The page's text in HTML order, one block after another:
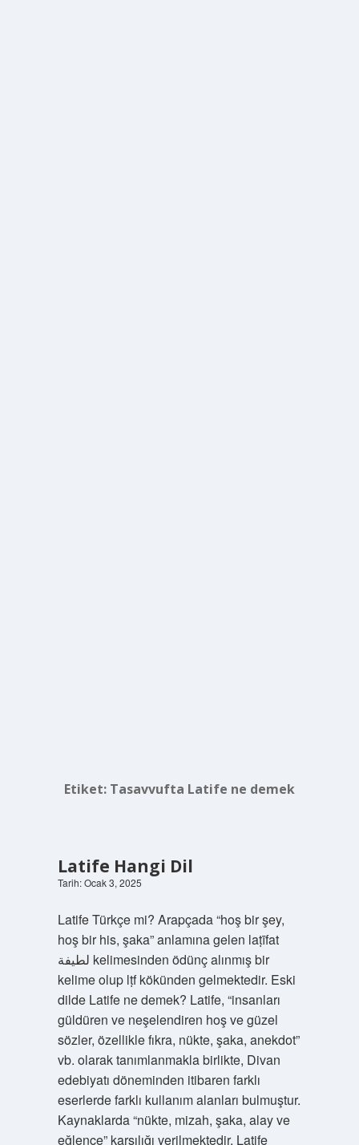
Etiket: Tasavvufta Latife ne demek
Latife Hangi Dil
Tarih: Ocak 3, 2025
Latife Türkçe mi? Arapçada “hoş bir şey,
hoş bir his, şaka” anlamına gelen laṭīfat
لطيفة kelimesinden ödünç alınmış bir
kelime olup lṭf kökünden gelmektedir. Eski
dilde Latife ne demek? Latife, “insanları
güldüren ve neşelendiren hoş ve güzel
sözler, özellikle fıkra, nükte, şaka, anekdot”
vb. olarak tanımlanmakla birlikte, Divan
edebiyatı döneminden itibaren farklı
eserlerde farklı kullanım alanları bulmuştur.
Kaynaklarda “nükte, mizah, şaka, alay ve
eğlence” karşılığı verilmektedir. Latife